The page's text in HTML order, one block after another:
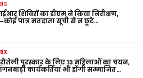
शिविरों का डीएम ने किया निरीक्षण,
पात्र मतदाता सूची से न छूटे…
पुरस्कार के लिए 13 महिलाओं का चयन,
कार्यकर्तियां भी होंगी सम्मानित…